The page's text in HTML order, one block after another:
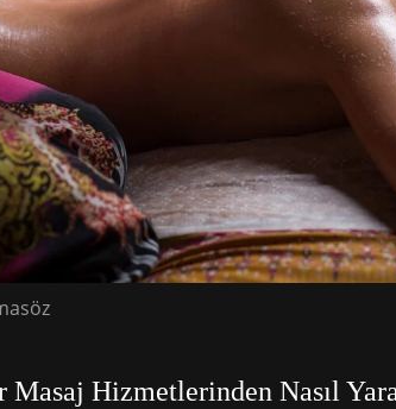
Masaj Hizmetlerinden Nasıl